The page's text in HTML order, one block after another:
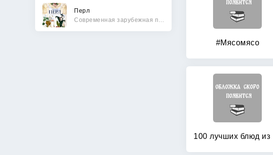
Перл
#Мясомясо